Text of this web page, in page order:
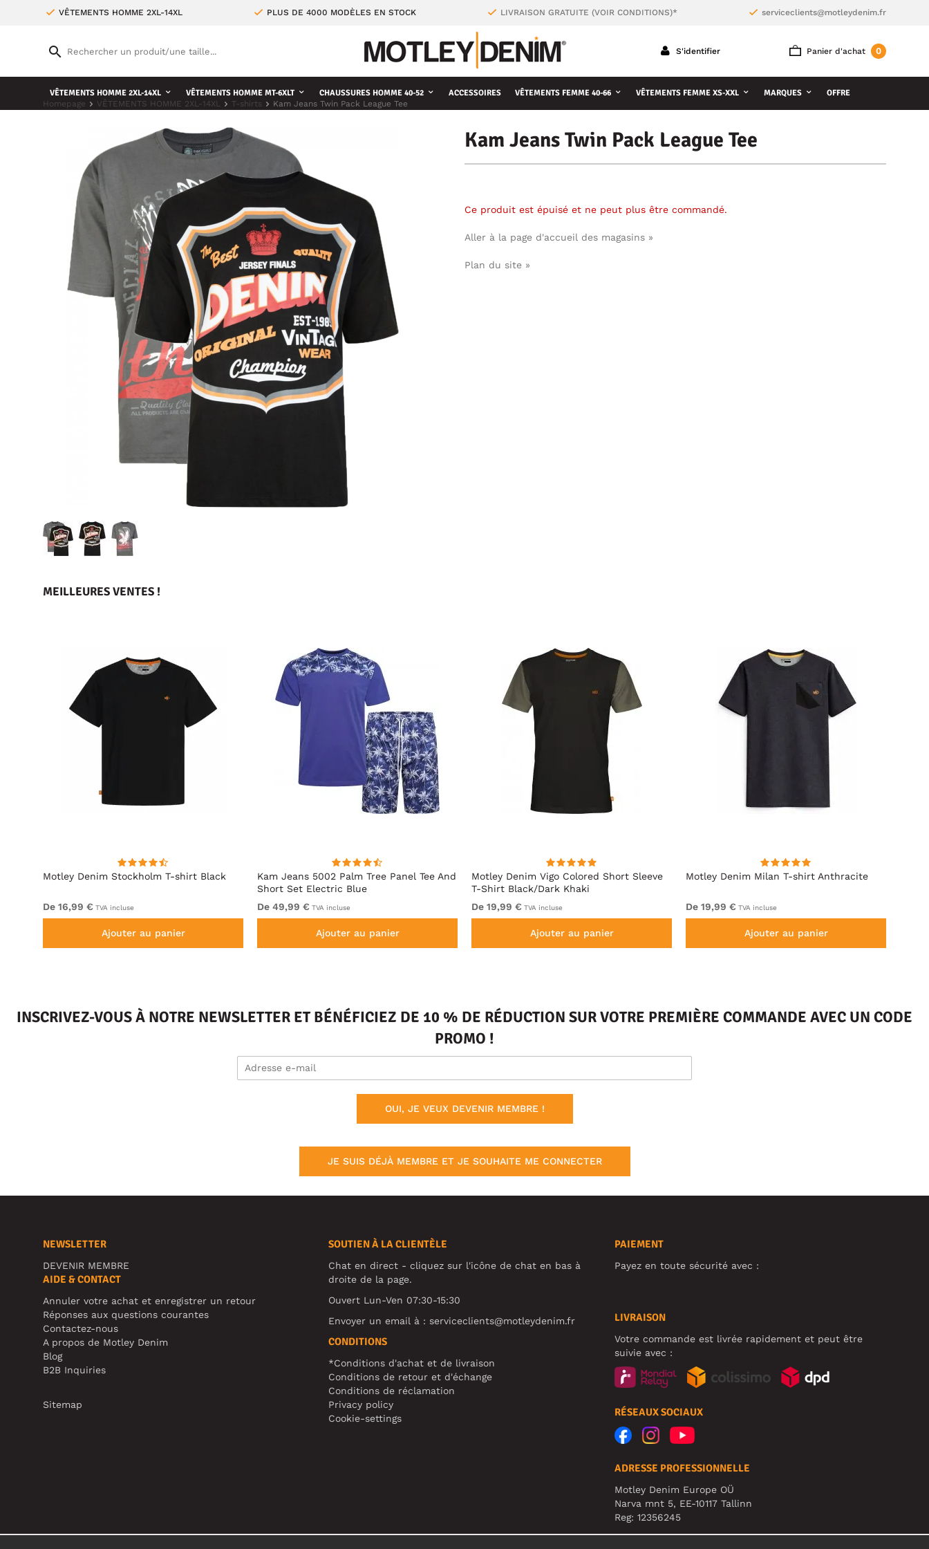
VÊTEMENTS HOMME 2XL-14XL PLUS DE 4000 MODÈLES EN STOCK LIVRAISON GRATUITE (VOIR CONDITIONS)* serviceclients@motleydenim.fr
Panier d'achat 0
S'identifier
VÊTEMENTS HOMME 2XL-14XL VÊTEMENTS HOMME MT-6XLT CHAUSSURES HOMME 40-52 ACCESSOIRES VÊTEMENTS FEMME 40-66 VÊTEMENTS FEMME XS-XXL MARQUES OFFRE
Homepage VÊTEMENTS HOMME 2XL-14XL T-shirts Kam Jeans Twin Pack League Tee
Kam Jeans Twin Pack League Tee
Ce produit est épuisé et ne peut plus être commandé.
Aller à la page d'accueil des magasins »
Plan du site »
MEILLEURES VENTES !
Motley Denim Stockholm T-shirt Black
De 16,99 € TVA incluse
Ajouter au panier
Kam Jeans 5002 Palm Tree Panel Tee And
Short Set Electric Blue
De 49,99 € TVA incluse
Ajouter au panier
Motley Denim Vigo Colored Short Sleeve
T-Shirt Black/Dark Khaki
De 19,99 € TVA incluse
Ajouter au panier
Motley Denim Milan T-shirt Anthracite
De 19,99 € TVA incluse
Ajouter au panier
INSCRIVEZ-VOUS À NOTRE NEWSLETTER ET BÉNÉFICIEZ DE 10 % DE RÉDUCTION SUR VOTRE PREMIÈRE COMMANDE AVEC UN CODE
PROMO !
OUI, JE VEUX DEVENIR MEMBRE !
JE SUIS DÉJÀ MEMBRE ET JE SOUHAITE ME CONNECTER
NEWSLETTER
DEVENIR MEMBRE
AIDE & CONTACT
Annuler votre achat et enregistrer un retour
Réponses aux questions courantes
Contactez-nous
A propos de Motley Denim
Blog
B2B Inquiries
Sitemap
SOUTIEN À LA CLIENTÈLE
Chat en direct - cliquez sur l'icône de chat en bas à
droite de la page.
Ouvert Lun-Ven 07:30-15:30
Envoyer un email à :serviceclients@motleydenim.fr
CONDITIONS
*Conditions d'achat et de livraison
Conditions de retour et d'échange
Conditions de réclamation
Privacy policy
Cookie-settings
PAIEMENT
Payez en toute sécurité avec :
LIVRAISON
Votre commande est livrée rapidement et peut être
suivie avec :
RÉSEAUX SOCIAUX
ADRESSE PROFESSIONNELLE
Motley Denim Europe OÜ
Narva mnt 5, EE-10117 Tallinn
Reg: 12356245
ATTENTION ! N'envoyez pas les retours de produits à